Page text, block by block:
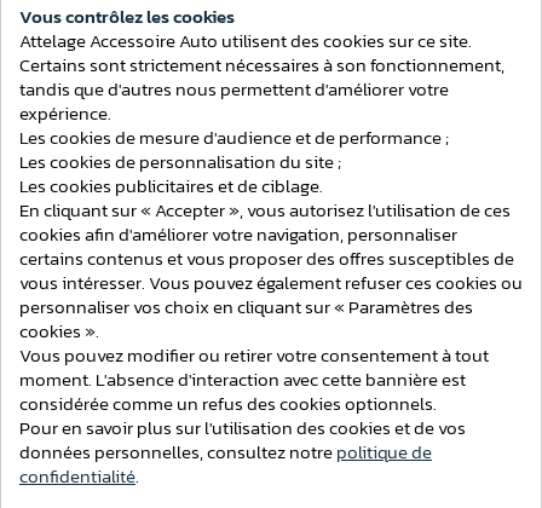
Marque
Type de rotule Rotule col de cygne
démontable avec outils
Poids maximum
tractable 2000 Kg
Poids maximum sur
la rotule 80 Kg
Découpe du pare-
chocs Pas de découpe
Démontage du
pare-chocs Oui
Temps de montage
(attelage) - de 3h
Faisceau inclus Au choix avec ou sans
faisceau
Vous contrôlez les cookies
Attelage Accessoire Auto utilisent des cookies sur ce site.
Certains sont strictement nécessaires à son fonctionnement,
tandis que d'autres nous permettent d'améliorer votre
expérience.
Les cookies de mesure d'audience et de performance ;
Les cookies de personnalisation du site ;
Les cookies publicitaires et de ciblage.
En cliquant sur « Accepter », vous autorisez l'utilisation de ces
cookies afin d'améliorer votre navigation, personnaliser
certains contenus et vous proposer des offres susceptibles de
vous intéresser. Vous pouvez également refuser ces cookies ou
personnaliser vos choix en cliquant sur « Paramètres des
cookies ».
Vous pouvez modifier ou retirer votre consentement à tout
moment. L'absence d'interaction avec cette bannière est
considérée comme un refus des cookies optionnels.
Pour en savoir plus sur l'utilisation des cookies et de vos
données personnelles, consultez notrepolitique de
confidentialité.